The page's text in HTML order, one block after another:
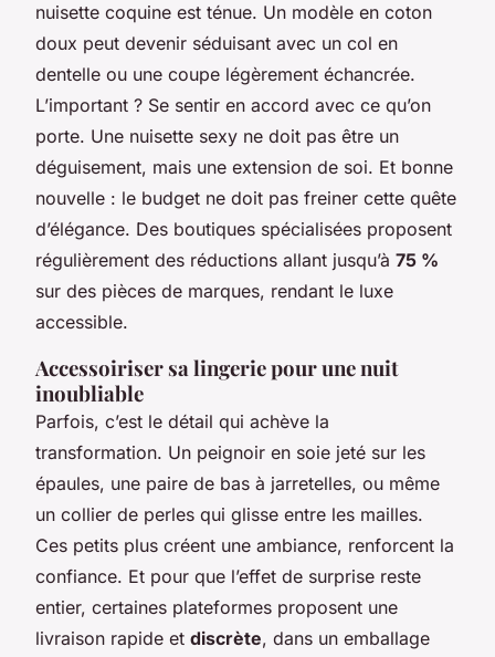
nuisette coquine est ténue. Un modèle en coton
doux peut devenir séduisant avec un col en
dentelle ou une coupe légèrement échancrée.
L’important ? Se sentir en accord avec ce qu’on
porte. Une nuisette sexy ne doit pas être un
déguisement, mais une extension de soi. Et bonne
nouvelle : le budget ne doit pas freiner cette quête
d’élégance. Des boutiques spécialisées proposent
régulièrement des réductions allant jusqu’à 75 %
sur des pièces de marques, rendant le luxe
accessible.
Accessoiriser sa lingerie pour une nuit
inoubliable
Parfois, c’est le détail qui achève la
transformation. Un peignoir en soie jeté sur les
épaules, une paire de bas à jarretelles, ou même
un collier de perles qui glisse entre les mailles.
Ces petits plus créent une ambiance, renforcent la
confiance. Et pour que l’effet de surprise reste
entier, certaines plateformes proposent une
livraison rapide et discrète, dans un emballage